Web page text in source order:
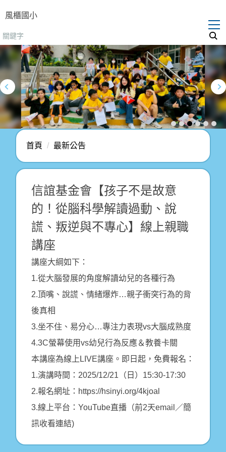
到
主
要
內
容
區
風櫃國小
首頁 最新公告
信誼基金會【孩子不是故意
的！從腦科學解讀過動、說
謊、叛逆與不專心】線上親職
講座
講座大綱如下：
1.從大腦發展的角度解讀幼兒的各種行為
2.頂嘴、說謊、情緒爆炸…親子衝突行為的背
後真相
3.坐不住、易分心…專注力表現vs大腦成熟度
4.3C螢幕使用vs幼兒行為反應＆教養卡關
本講座為線上LIVE講座。即日起，免費報名：
1.演講時間：2025/12/21（日）15:30-17:30
2.報名網址：https://hsinyi.org/4kjoal
3.線上平台：YouTube直播（前2天email／簡
訊收看連結)